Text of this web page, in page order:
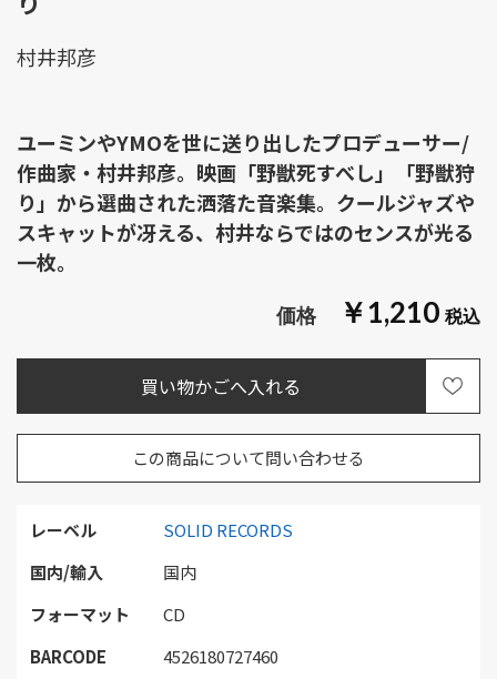
￥1,210
レーベル
SOLID RECORDS
国内/輸入
国内
フォーマット
CD
BARCODE
4526180727460
この商品について問い合わせる
村井邦彦
ユーミンやYMOを世に送り出したプロデューサー/
作曲家・村井邦彦。映画「野獣死すべし」「野獣狩
り」から選曲された洒落た音楽集。クールジャズや
スキャットが冴える、村井ならではのセンスが光る
一枚。